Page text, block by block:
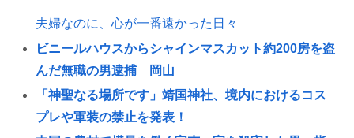
夫婦なのに、心が一番遠かった日々
ビニールハウスからシャインマスカット約200房を盗
んだ無職の男逮捕 岡山
「神聖なる場所です」靖国神社、境内におけるコス
プレや軍装の禁止を発表！